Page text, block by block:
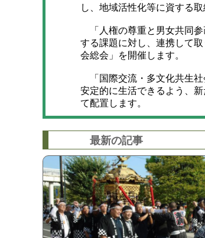
し、地域活性化等に資する
「人権の尊重と男女共同参
する課題に対し、連携して
会総会」を開催します。
「国際交流・多文化共生社
安定的に生活できるよう、
て配置します。
最新の記事